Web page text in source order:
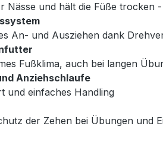
Nässe und hält die Füße trocken
An- und Ausziehen dank
Fußklima, auch bei langen
Anziehschlaufe
und einfaches Handling
der Zehen bei Übungen und